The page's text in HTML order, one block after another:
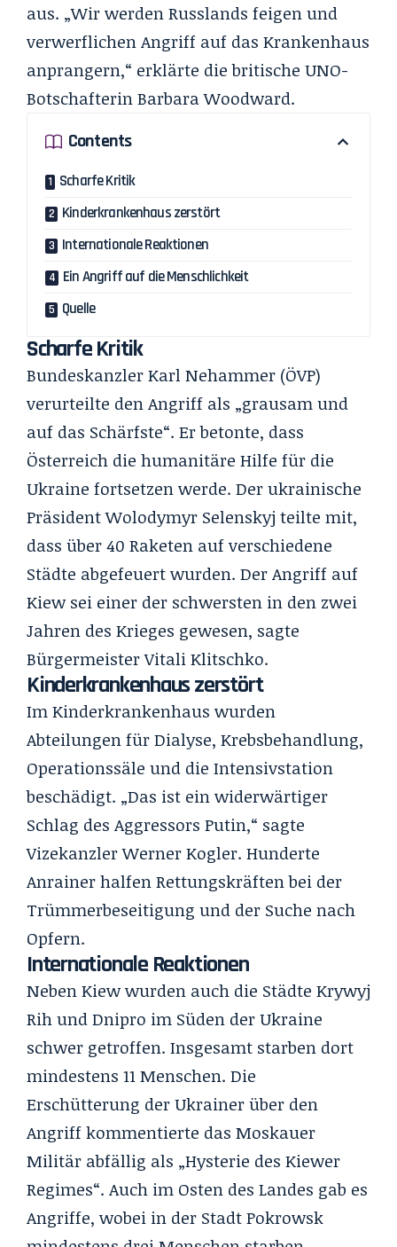
aus. „Wir werden Russlands feigen und
verwerflichen Angriff auf das Krankenhaus
anprangern,“ erklärte die britische UNO-
Botschafterin Barbara Woodward.
Contents
Scharfe Kritik
Kinderkrankenhaus zerstört
Internationale Reaktionen
Ein Angriff auf die Menschlichkeit
Quelle
Scharfe Kritik
Bundeskanzler Karl Nehammer (ÖVP)
verurteilte den Angriff als „grausam und
auf das Schärfste“. Er betonte, dass
Österreich die humanitäre Hilfe für die
Ukraine fortsetzen werde. Der ukrainische
Präsident Wolodymyr Selenskyj teilte mit,
dass über 40 Raketen auf verschiedene
Städte abgefeuert wurden. Der Angriff auf
Kiew sei einer der schwersten in den zwei
Jahren des Krieges gewesen, sagte
Bürgermeister Vitali Klitschko.
Kinderkrankenhaus zerstört
Im Kinderkrankenhaus wurden
Abteilungen für Dialyse, Krebsbehandlung,
Operationssäle und die Intensivstation
beschädigt. „Das ist ein widerwärtiger
Schlag des Aggressors Putin,“ sagte
Vizekanzler Werner Kogler. Hunderte
Anrainer halfen Rettungskräften bei der
Trümmerbeseitigung und der Suche nach
Opfern.
Internationale Reaktionen
Neben Kiew wurden auch die Städte Krywyj
Rih und Dnipro im Süden der Ukraine
schwer getroffen. Insgesamt starben dort
mindestens 11 Menschen. Die
Erschütterung der Ukrainer über den
Angriff kommentierte das Moskauer
Militär abfällig als „Hysterie des Kiewer
Regimes“. Auch im Osten des Landes gab es
Angriffe, wobei in der Stadt Pokrowsk